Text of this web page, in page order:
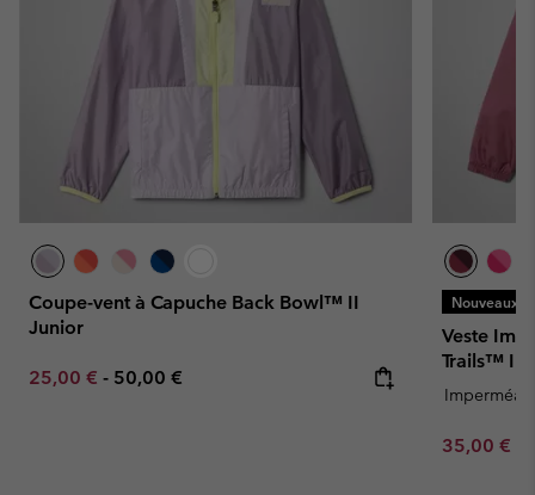
Coupe-vent à Capuche Back Bowl™ II
Junior
Minimum sale price:
25,00 € - Maximum price:
50,00 €
Nouveaux
Veste
Trails™ III
Minimum
35,00 €